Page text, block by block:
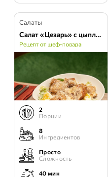
Салаты
Салат «Цезарь» с цыплёнком
Рецепт от шеф-повара
2
Порции
8
Ингредиентов
Просто
Сложность
40 мин